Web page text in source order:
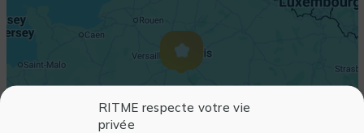
RITME respecte votre vie
privée